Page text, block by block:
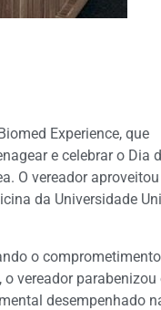
Experience, que
e celebrar o Dia
O vereador
da Universidade
o
vereador parabenizou
desempenhado